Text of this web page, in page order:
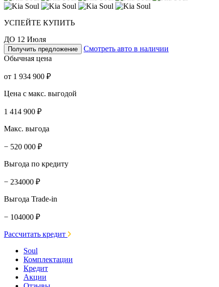
УСПЕЙТЕ КУПИТЬ
ДО 12 Июля
Получить предложение
Смотреть авто в наличии
Обычная цена
от 1 934 900 ₽
Цена с макс. выгодой
1 414 900 ₽
Макс. выгода
− 520 000 ₽
Выгода по кредиту
− 234000 ₽
Выгода Trade-in
− 104000 ₽
Рассчитать кредит
Soul
Комплектации
Кредит
Акции